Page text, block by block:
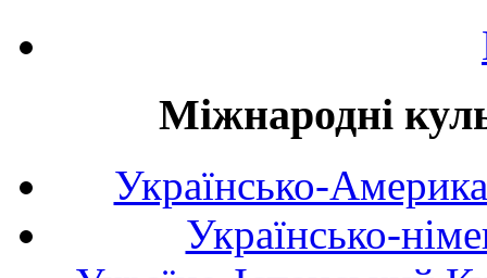
Міжнародні
Українсько-
Українсько-